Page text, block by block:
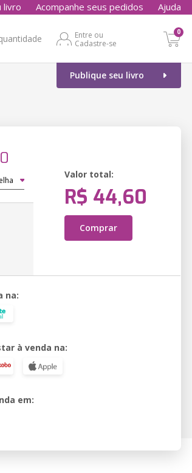
livro Acompanhe seus pedidos Ajuda
Entre ou
Cadastre-se
0
Publique seu livro
Valor total:
R$ 44,60
Comprar
na:
à venda na:
em: